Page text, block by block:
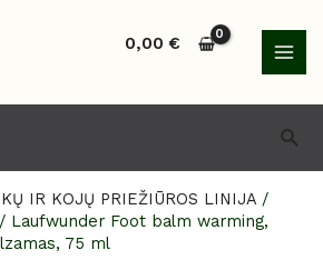
0,00€
IR KOJŲ PRIEŽIŪROS LINIJA /
/ Laufwunder Foot balm warming,
75 ml